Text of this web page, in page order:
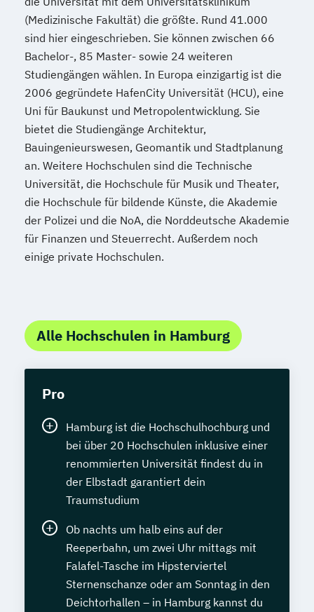
(Medizinische Fakultät) die größte. Rund 41.000
sind hier eingeschrieben. Sie können zwischen 66
Bachelor-, 85 Master- sowie 24 weiteren
Studiengängen wählen. In Europa einzigartig ist die
2006 gegründete HafenCity Universität (HCU), eine
Uni für Baukunst und Metropolentwicklung. Sie
bietet die Studiengänge Architektur,
Bauingenieurswesen, Geomantik und Stadtplanung
an. Weitere Hochschulen sind die Technische
Universität, die Hochschule für Musik und Theater,
die Hochschule für bildende Künste, die Akademie
der Polizei und die NoA, die Norddeutsche Akademie
für Finanzen und Steuerrecht. Außerdem noch
einige private Hochschulen.
Alle Hochschulen in Hamburg
Pro
Hamburg ist die Hochschulhochburg und
bei über 20 Hochschulen inklusive einer
renommierten Universität findest du in
der Elbstadt garantiert dein
Traumstudium
Ob nachts um halb eins auf der
Reeperbahn, um zwei Uhr mittags mit
Falafel-Tasche im Hipsterviertel
Sternenschanze oder am Sonntag in den
Deichtorhallen – in Hamburg kannst du